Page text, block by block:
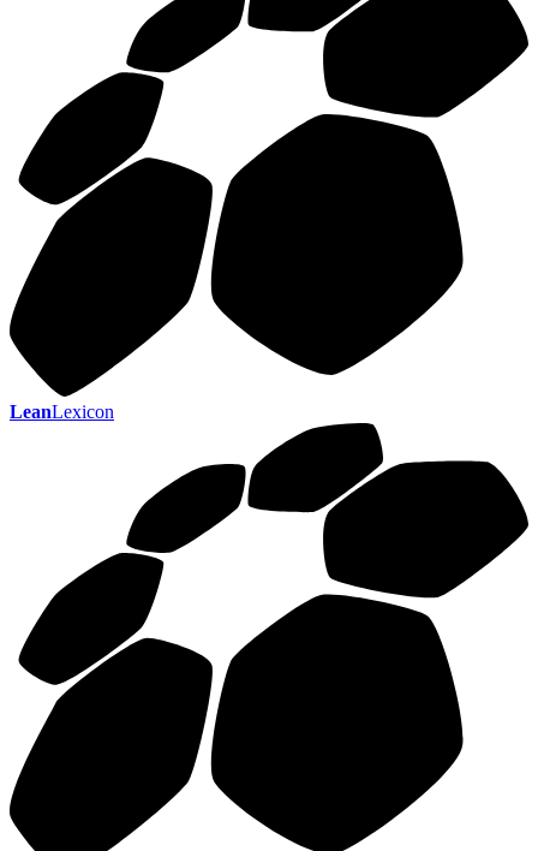
LeanLexicon